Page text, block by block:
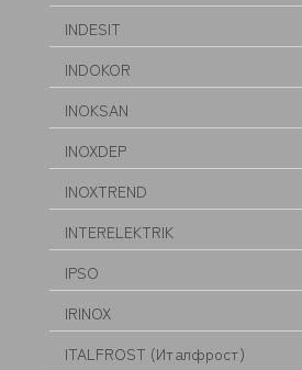
INDESIT
INDOKOR
INOKSAN
INOXDEP
INOXTREND
INTERELEKTRIK
IPSO
IRINOX
ITALFROST (Италфрост)